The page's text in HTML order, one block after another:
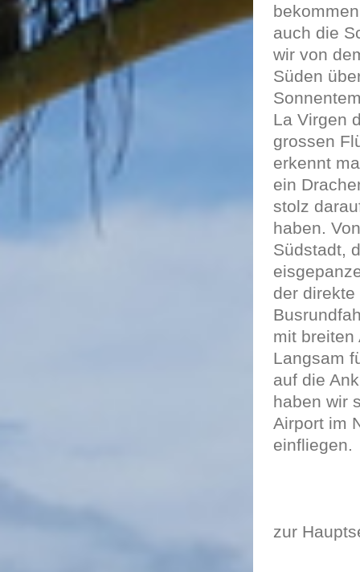
auch die
wir von
Süden
La Virgen
grossen
erkennt
ein
stolz
haben.
Südstadt,
der
mit breiten
Langsam
auf die
haben wir
Airport im
einfliegen.
zur